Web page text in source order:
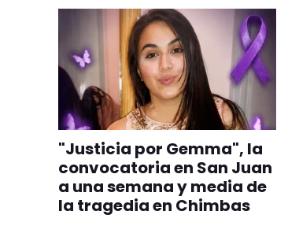
"Justicia por Gemma", la
convocatoria en San Juan
a una semana y media de
la tragedia en Chimbas